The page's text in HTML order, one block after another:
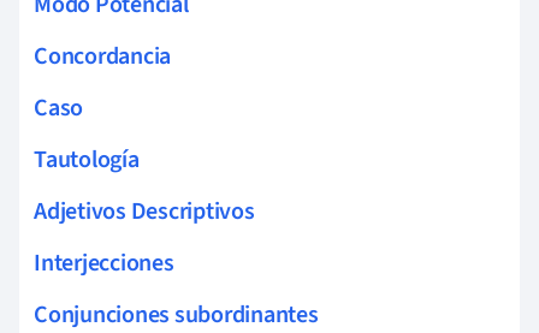
Concordancia
Caso
Tautología
Adjetivos Descriptivos
Interjecciones
Conjunciones subordinantes